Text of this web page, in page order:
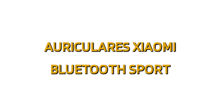
AURICULARES XIAOMI
BLUETOOTH SPORT